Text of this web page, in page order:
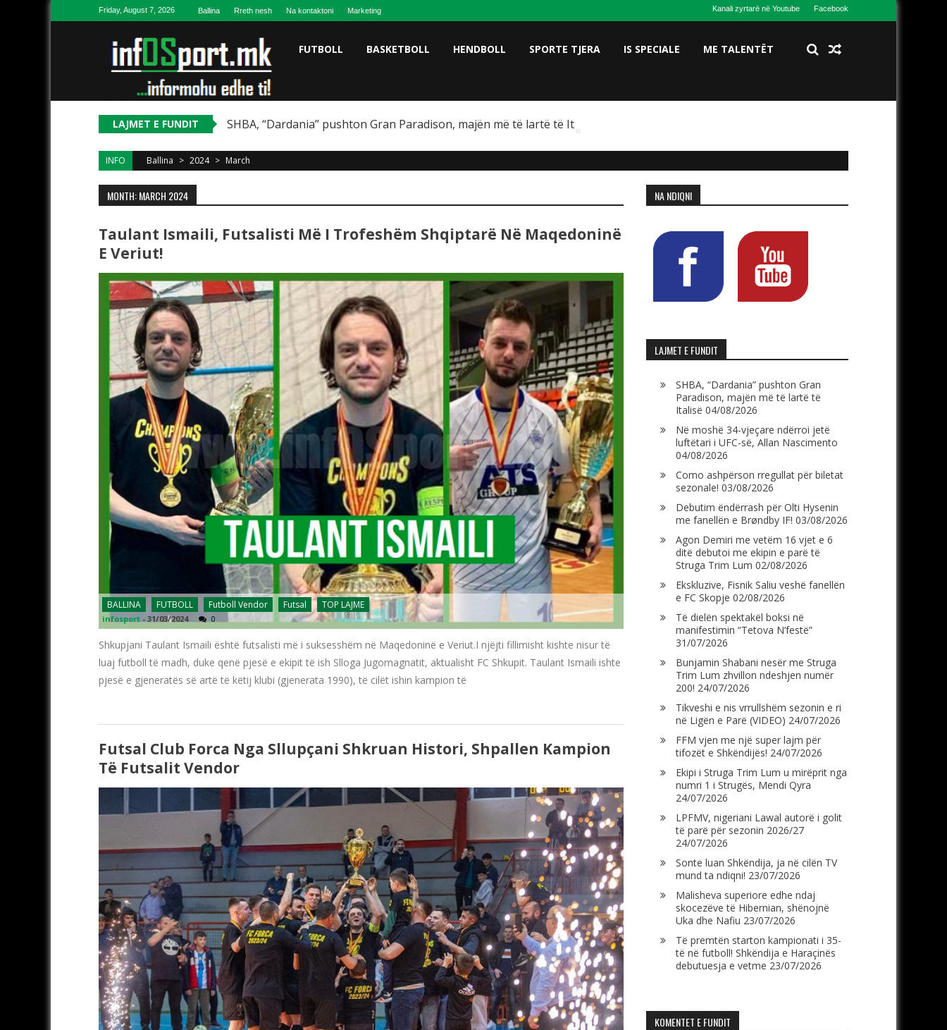
Skip to contentFriday, August 7, 2026 Ballina Rreth nesh Na kontaktoni Marketing Kanali zyrtarë në Youtube Facebook
FUTBOLL BASKETBOLL HENDBOLL SPORTE TJERA IS SPECIALE ME TALENTËT
LAJMET E FUNDIT SHBA, “Dardania” pushton Gran Paradison, majën më të lartë të Italisë
INFO Ballina > 2024 > March
MONTH: MARCH 2024
Taulant Ismaili, Futsalisti Më I Trofeshëm Shqiptarë Në Maqedoninë
E Veriut!
BALLINA FUTBOLL Futboll Vendor Futsal TOP LAJME
infosport - 31/03/2024 0
Shkupjani Taulant Ismaili është futsalisti më i suksesshëm në Maqedoninë e Veriut.I njëjti fillimisht kishte nisur të
luaj futboll të madh, duke qenë pjesë e ekipit të ish Slloga Jugomagnatit, aktualisht FC Shkupit. Taulant Ismaili ishte
pjesë e gjeneratës së artë të këtij klubi (gjenerata 1990), të cilët ishin kampion të
Futsal Club Forca Nga Sllupçani Shkruan Histori, Shpallen Kampion
Të Futsalit Vendor
NA NDIQNI
LAJMET E FUNDIT
SHBA, “Dardania” pushton Gran
Paradison, majën më të lartë të
Italisë 04/08/2026
Në moshë 34-vjeçare ndërroi jetë
luftëtari i UFC-së, Allan Nascimento
04/08/2026
Como ashpërson rregullat për biletat
sezonale! 03/08/2026
Debutim ëndërrash për Olti Hysenin
me fanellën e Brøndby IF! 03/08/2026
Agon Demiri me vetëm 16 vjet e 6
ditë debutoi me ekipin e parë të
Struga Trim Lum 02/08/2026
Ekskluzive, Fisnik Saliu veshë fanellën
e FC Skopje 02/08/2026
Të dielën spektakël boksi në
manifestimin “Tetova N’festë”
31/07/2026
Bunjamin Shabani nesër me Struga
Trim Lum zhvillon ndeshjen numër
200! 24/07/2026
Tikveshi e nis vrrullshëm sezonin e ri
në Ligën e Parë (VIDEO) 24/07/2026
FFM vjen me një super lajm për
tifozët e Shkëndijës! 24/07/2026
Ekipi i Struga Trim Lum u mirëprit nga
numri 1 i Strugës, Mendi Qyra
24/07/2026
LPFMV, nigeriani Lawal autorë i golit
të parë për sezonin 2026/27
24/07/2026
Sonte luan Shkëndija, ja në cilën TV
mund ta ndiqni! 23/07/2026
Malisheva superiore edhe ndaj
skocezëve të Hibernian, shënojnë
Uka dhe Nafiu 23/07/2026
Të premtën starton kampionati i 35-
të në futboll! Shkëndija e Haraçinës
debutuesja e vetme 23/07/2026
KOMENTET E FUNDIT